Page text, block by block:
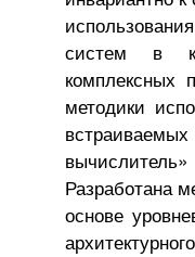
систем в
комплексных
методики
Разработана
основе